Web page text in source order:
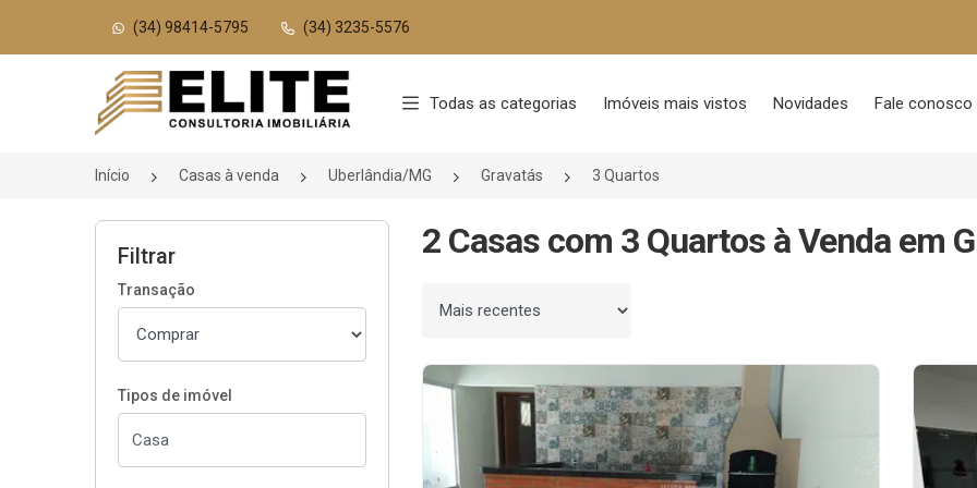
(34) 98414-5795 (34) 3235-5576
Página inicial
Todas as categorias Imóveis mais vistos Novidades Fale conosco
Início Casas à venda Uberlândia/MG Gravatás 3 Quartos
Filtrar
Transação
Tipos de imóvel
2 Casas com 3 Quartos à Venda em
Ordenar por